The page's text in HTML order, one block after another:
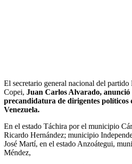
El secretario general nacional del
Copei, Juan Carlos Alvarado, anunció
precandidatura de dirigentes políticos
Venezuela.
En el estado Táchira por el municipio
Ricardo Hernández; municipio
José Martí, en el estado Anzoátegui,
Méndez,